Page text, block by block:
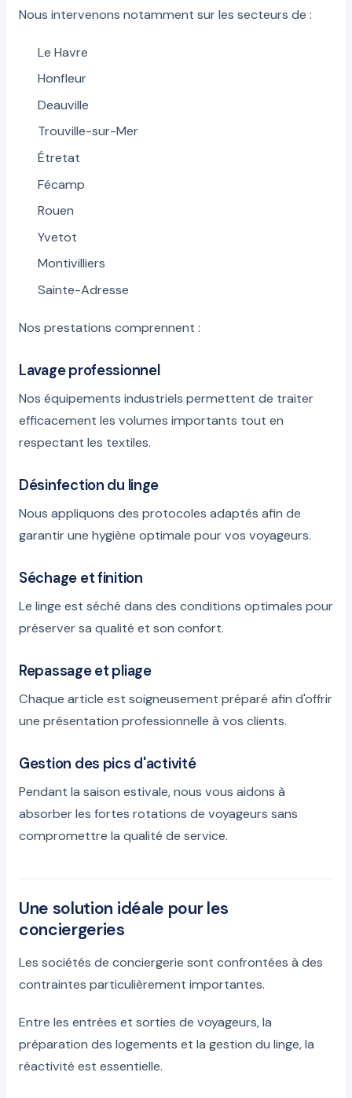
Nous intervenons notamment sur les secteurs de :
Le Havre
Honfleur
Deauville
Trouville-sur-Mer
Étretat
Fécamp
Rouen
Yvetot
Montivilliers
Sainte-Adresse
Nos prestations comprennent :
Lavage professionnel
Nos équipements industriels permettent de traiter
efficacement les volumes importants tout en
respectant les textiles.
Désinfection du linge
Nous appliquons des protocoles adaptés afin de
garantir une hygiène optimale pour vos voyageurs.
Séchage et finition
Le linge est séché dans des conditions optimales pour
préserver sa qualité et son confort.
Repassage et pliage
Chaque article est soigneusement préparé afin d'offrir
une présentation professionnelle à vos clients.
Gestion des pics d'activité
Pendant la saison estivale, nous vous aidons à
absorber les fortes rotations de voyageurs sans
compromettre la qualité de service.
Une solution idéale pour les
conciergeries
Les sociétés de conciergerie sont confrontées à des
contraintes particulièrement importantes.
Entre les entrées et sorties de voyageurs, la
préparation des logements et la gestion du linge, la
réactivité est essentielle.